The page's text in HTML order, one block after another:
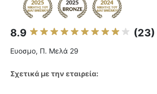
8.9 (23)
Ευοσμο, Π. Μελά 29
Σχετικά με την εταιρεία: